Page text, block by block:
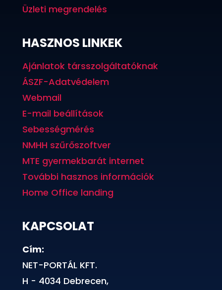
Üzleti megrendelés
HASZNOS LINKEK
Ajánlatok társszolgáltatóknak
ÁSZF-Adatvédelem
Webmail
E-mail beállítások
Sebességmérés
NMHH szűrőszoftver
MTE gyermekbarát internet
További hasznos információk
Home Office landing
KAPCSOLAT
Cím:
NET-PORTÁL KFT.
H - 4034 Debrecen,